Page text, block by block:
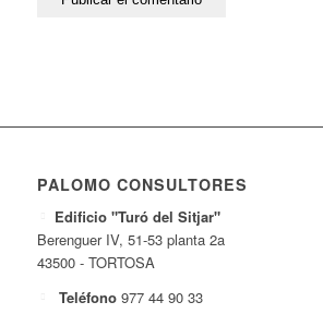
PALOMO CONSULTORES
Edificio "Turó del Sitjar"
Berenguer IV, 51-53 planta 2a
43500 - TORTOSA
Teléfono 977 44 90 33